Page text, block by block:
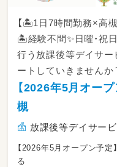
【🏝️1日7時間勤務×高
🏝️経験不問✨日曜・祝
行う放課後等デイサ
ートしていきませんか
【2026年5月オー
槻
放課後等デイサー
【2026年5月オープン予
る